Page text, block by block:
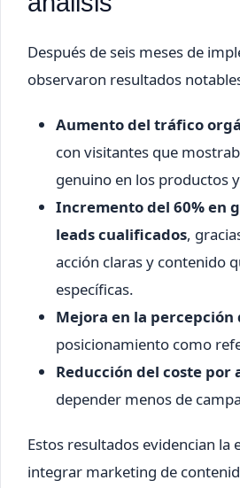
Después de seis meses de
observaron resultados
Aumento del tráfico
con visitantes que
genuino en los productos
Incremento del 60% en
leads cualificados,
acción claras y contenido
específicas.
Mejora en la percepción
posicionamiento como
Reducción del coste por
depender menos de
Estos resultados evidencian la
integrar marketing de